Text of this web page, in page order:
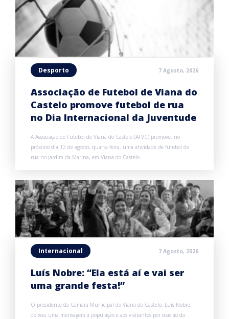
Desporto 7 Agosto, 2026
Associação de Futebol de Viana do
Castelo promove futebol de rua
no Dia Internacional da Juventude
A Associação de Futebol de Viana do Castelo (AFVC) promove, no
próximo dia 12 de agosto, quarta-feira, uma atividade de futebol de
rua no Jardim da Marina, em Viana do Castelo.
Internacional 7 Agosto, 2026
Luís Nobre: “Ela está aí e vai ser
uma grande festa!”
O presidente da Câmara Municipal de Viana do Castelo, Luís Nobre,
deixou uma mensagem à população e aos visitantes por ocasião da